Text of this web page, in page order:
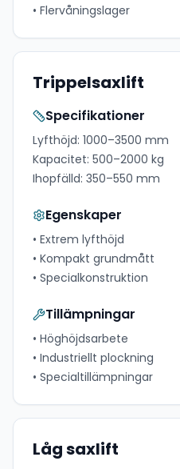
• Flervåningslager
Trippelsaxlift
Specifikationer
Lyfthöjd: 1000–3500 mm
Kapacitet: 500–2000 kg
Ihopfälld: 350–550 mm
Egenskaper
• Extrem lyfthöjd
• Kompakt grundmått
• Specialkonstruktion
Tillämpningar
• Höghöjdsarbete
• Industriellt plockning
• Specialtillämpningar
Låg saxlift